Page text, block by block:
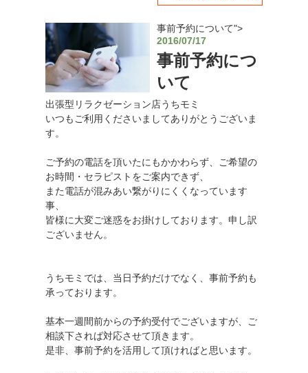
事前予約について">
2016/07/17
事前予約につ
いて
出張型リラクゼーション店うちモミ
いつもご利用くださいましてありがとうございま
す。
ご予約の電話を頂いたにもかかわらず、ご希望の
お時間・セラピストをご案内できず、
また電話が混みあい繋がりにくくなっています
事、
皆様に大変ご迷惑をお掛けしております。申し訳
ございません。
うちモミでは、当日予約だけでなく、事前予約も
承っております。
基本一週間前からの予約受付でございますが、ご
相談下されば対応させて頂きます。
是非、事前予約を活用して頂ければと思います。